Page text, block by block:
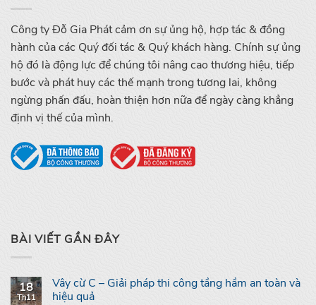
Công ty Đỗ Gia Phát cảm ơn sự ủng hộ, hợp tác & đồng
hành của các Quý đối tác & Quý khách hàng. Chính sự ủng
hộ đó là động lực để chúng tôi nâng cao thương hiệu, tiếp
bước và phát huy các thế mạnh trong tương lai, không
ngừng phấn đấu, hoàn thiện hơn nữa để ngày càng khẳng
định vị thế của mình.
BÀI VIẾT GẦN ĐÂY
18
Th11
Vây cừ C – Giải pháp thi công tầng hầm an toàn và
hiệu quả